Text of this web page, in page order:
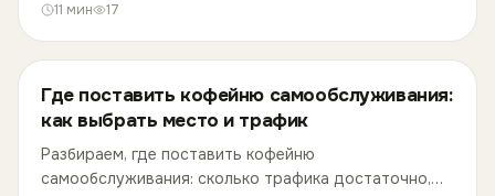
старт.
11 мин 17
Где поставить кофейню самообслуживания:
как выбрать место и трафик
Разбираем, где поставить кофейню
самообслуживания: сколько трафика достаточно,